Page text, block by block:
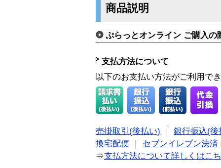
商品説明
ぷらっとオンライン ご購入の
支払方法について
以下のお支払い方法がご利用で
売掛取引(後払い)
銀行振込(後
換宅配便
セブンイレブン決済
⇒支払方法について詳しくはこ